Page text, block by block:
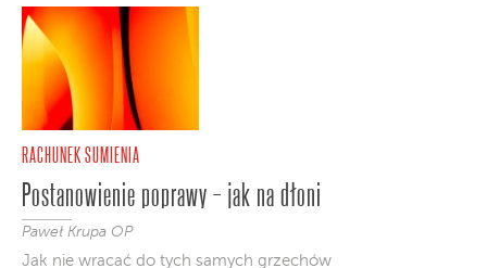
RACHUNEK SUMIENIA
Postanowienie poprawy – jak na dłoni
Paweł Krupa OP
Jak nie wracać do tych samych grzechów